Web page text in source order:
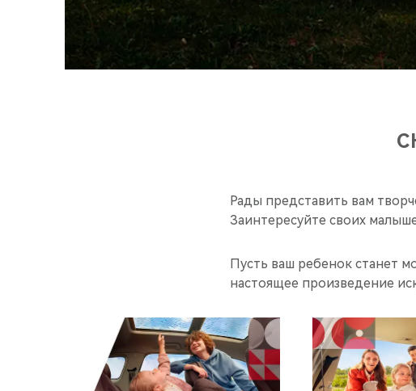
Рады представить вам
Заинтересуйте своих
Пусть ваш ребенок станет
настоящее произведение